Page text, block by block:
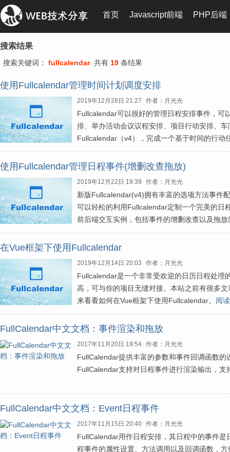
首页 Javascript前端 PHP后端
搜索结果
搜索关键词： fullcalendar 共有 19 条结果
使用Fullcalendar管理时间计划调度安排
2019年12月28日 21:27 作者：月光光
Fullcalendar可以很好的管理日程安排事件，可
排、举办活动会议议程安排、项目行动安排、
Fullcalendar（v4），完成一个基于时间的行动
使用Fullcalendar管理日程事件(增删改查拖放)
2019年12月22日 19:39 作者：月光光
新版Fullcalendar(v4)拥有丰富的选项方法事件
可以轻松的利用Fullcalendar定制一个完美的日
前后端交互实例，包括事件的增删改查以及拖
在Vue框架下使用Fullcalendar
2019年12月14日 20:03 作者：月光光
Fullcalendar是一个非常受欢迎的日历日程处理
高，可与你的项目无缝对接。本站之前有很多
来看看如何在Vue框架下使用Fullcalendar。 阅
FullCalendar中文文档：事件渲染和拖放
2017年11月20日 19:54 作者：月光光
FullCalendar提供丰富的参数和事件回调函数
FullCalendar支持对日程事件进行渲染输出，支
FullCalendar中文文档：Event日程事件
2017年11月15日 20:40 作者：月光光
FullCalendar用作日程安排，其日程中的事件
程事件的属性设置、方法调用以及回调函数，